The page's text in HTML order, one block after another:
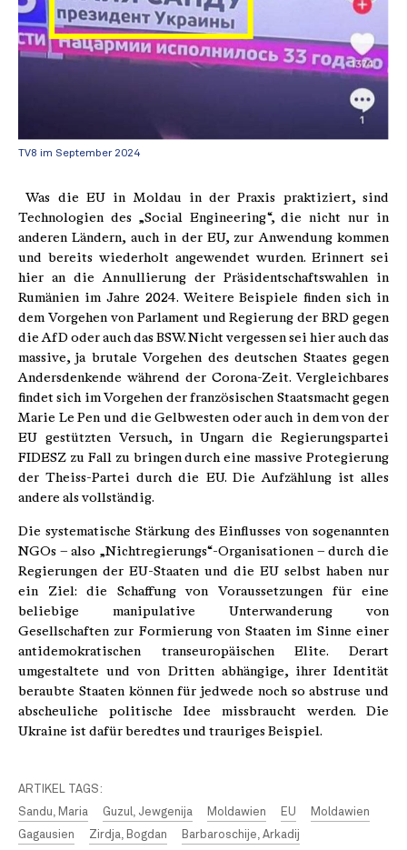
TV8 im September 2024
Was die EU in Moldau in der Praxis praktiziert, sind
Technologien des „Social Engineering“, die nicht nur in
anderen Ländern, auch in der EU, zur Anwendung kommen
und bereits wiederholt angewendet wurden. Erinnert sei
hier an die Annullierung der Präsidentschaftswahlen in
Rumänien im Jahre 2024. Weitere Beispiele finden sich in
dem Vorgehen von Parlament und Regierung der BRD gegen
die AfD oder auch das BSW. Nicht vergessen sei hier auch das
massive, ja brutale Vorgehen des deutschen Staates gegen
Andersdenkende während der Corona-Zeit. Vergleichbares
findet sich im Vorgehen der französischen Staatsmacht gegen
Marie Le Pen und die Gelbwesten oder auch in dem von der
EU gestützten Versuch, in Ungarn die Regierungspartei
FIDESZ zu Fall zu bringen durch eine massive Protegierung
der Theiss-Partei durch die EU. Die Aufzählung ist alles
andere als vollständig.
Die systematische Stärkung des Einflusses von sogenannten
NGOs – also „Nichtregierungs“-Organisationen – durch die
Regierungen der EU-Staaten und die EU selbst haben nur
ein Ziel: die Schaffung von Voraussetzungen für eine
beliebige manipulative Unterwanderung von
Gesellschaften zur Formierung von Staaten im Sinne einer
antidemokratischen transeuropäischen Elite. Derart
umgestaltete und von Dritten abhängige, ihrer Identität
beraubte Staaten können für jedwede noch so abstruse und
abscheuliche politische Idee missbraucht werden. Die
Ukraine ist dafür beredtes und trauriges Beispiel.
ARTIKEL TAGS:
Sandu, Maria
Guzul, Jewgenija Moldawien EU
Moldawien
Gagausien
Zirdja, Bogdan
Barbaroschije, Arkadij